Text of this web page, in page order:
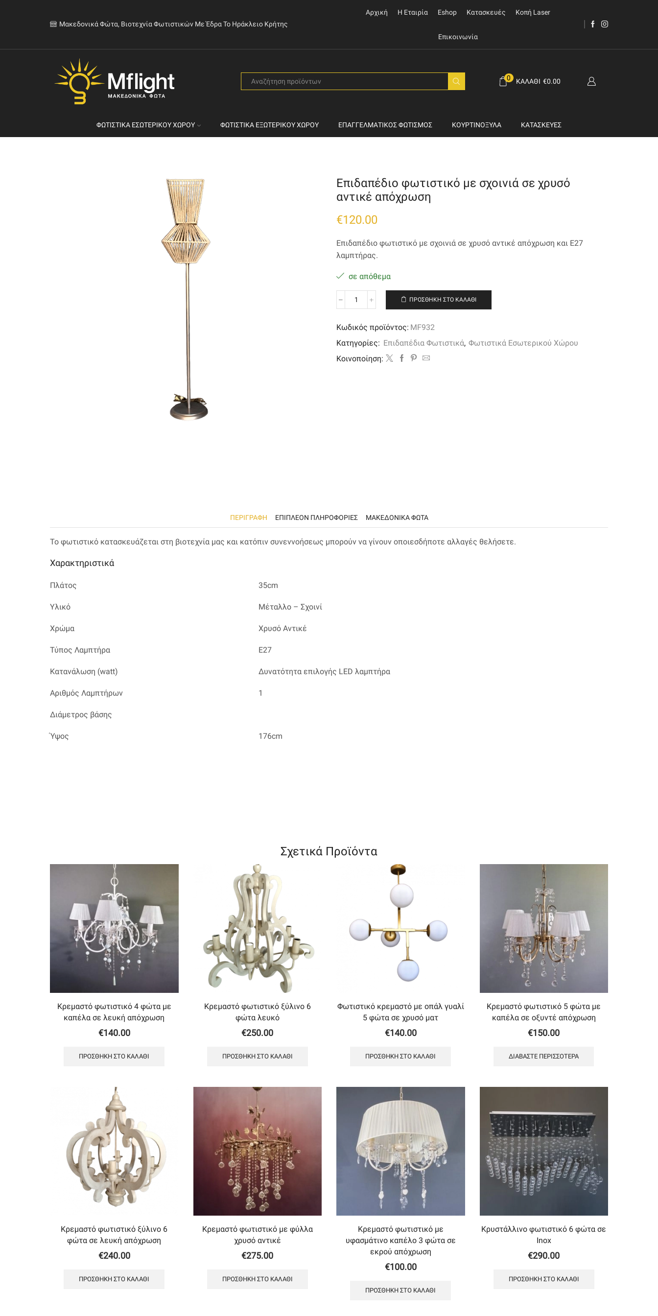
Μακεδονικά Φώτα, Βιοτεχνία Φωτιστικών Με Έδρα Το Ηράκλειο Κρήτης
Αρχική Η Εταιρία Eshop Κατασκευές Κοπή Laser
Επικοινωνία
0 ΚΑΛΆΘΙ €0.00
ΦΩΤΙΣΤΙΚΆ ΕΣΩΤΕΡΙΚΟΎ ΧΏΡΟΥ ΦΩΤΙΣΤΙΚΆ ΕΞΩΤΕΡΙΚΟΎ ΧΏΡΟΥ ΕΠΑΓΓΕΛΜΑΤΙΚΌΣ ΦΩΤΙΣΜΌΣ ΚΟΥΡΤΙΝΌΞΥΛΑ ΚΑΤΑΣΚΕΥΈΣ
Επιδαπέδιο φωτιστικό με σχοινιά σε χρυσό
αντικέ απόχρωση
€120.00
Επιδαπέδιο φωτιστικό με σχοινιά σε χρυσό αντικέ απόχρωση και Ε27
λαμπτήρας.
σε απόθεμα
Επιδαπέδιο
με
σχοινιά
σε
αντικέ
ΠΡΟΣΘΉΚΗ ΣΤΟ ΚΑΛΆΘΙ
Κωδικός προϊόντος: MF932
Κατηγορίες: Επιδαπέδια Φωτιστικά, Φωτιστικά Εσωτερικού Χώρου
Kοινοποίηση:
ΠΕΡΙΓΡΑΦΉ ΕΠΙΠΛΈΟΝ ΠΛΗΡΟΦΟΡΊΕΣ ΜΑΚΕΔΟΝΙΚΑ ΦΩΤΑ
Το φωτιστικό κατασκευάζεται στη βιοτεχνία μας και κατόπιν συνεννοήσεως μπορούν να γίνουν οποιεσδήποτε αλλαγές θελήσετε.
Χαρακτηριστικά
Πλάτος 35cm
Υλικό Μέταλλο – Σχοινί
Χρώμα Χρυσό Αντικέ
Τύπος Λαμπτήρα Ε27
Κατανάλωση (watt) Δυνατότητα επιλογής LED λαμπτήρα
Αριθμός Λαμπτήρων 1
Διάμετρος βάσης
Ύψος 176cm
Σχετικά Προϊόντα
Κρεμαστό φωτιστικό 4 φώτα με
καπέλα σε λευκή απόχρωση
€140.00
ΠΡΟΣΘΉΚΗ ΣΤΟ ΚΑΛΆΘΙ
Κρεμαστό φωτιστικό ξύλινο 6
φώτα λευκό
€250.00
ΠΡΟΣΘΉΚΗ ΣΤΟ ΚΑΛΆΘΙ
Φωτιστικό κρεμαστό με oπάλ γυαλί
5 φώτα σε χρυσό ματ
€140.00
ΠΡΟΣΘΉΚΗ ΣΤΟ ΚΑΛΆΘΙ
Κρεμαστό φωτιστικό 5 φώτα με
καπέλα σε οξυντέ απόχρωση
€150.00
ΔΙΑΒΆΣΤΕ ΠΕΡΙΣΣΌΤΕΡΑ
Κρεμαστό φωτιστικό ξύλινο 6
φώτα σε λευκή απόχρωση
€240.00
ΠΡΟΣΘΉΚΗ ΣΤΟ ΚΑΛΆΘΙ
Κρεμαστό φωτιστικό με φύλλα
χρυσό αντικέ
€275.00
ΠΡΟΣΘΉΚΗ ΣΤΟ ΚΑΛΆΘΙ
Κρεμαστό φωτιστικό με
υφασμάτινο καπέλο 3 φώτα σε
εκρού απόχρωση
€100.00
ΠΡΟΣΘΉΚΗ ΣΤΟ ΚΑΛΆΘΙ
Κρυστάλλινο φωτιστικό 6 φώτα σε
Inox
€290.00
ΠΡΟΣΘΉΚΗ ΣΤΟ ΚΑΛΆΘΙ